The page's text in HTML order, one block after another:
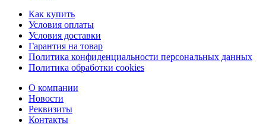
Как купить
Условия оплаты
Условия доставки
Гарантия на товар
Политика конфиденциальности персональных данных
Политика обработки cookies
О компании
Новости
Реквизиты
Контакты